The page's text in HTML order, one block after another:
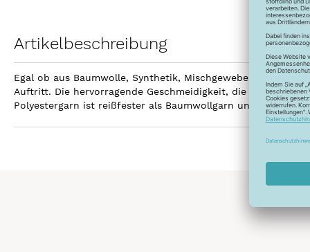
Artikelbeschreibung
Egal ob aus Baumwolle, Synthetik, Mischgewebe, Leinen
Auftritt. Die hervorragende Geschmeidigkeit, die hohe
Polyestergarn ist reißfester als Baumwollgarn und kann